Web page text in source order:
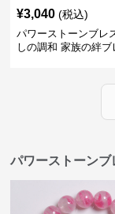
¥3,040 (税込)
パワーストーンブレ
しの調和 家族の絆ブ
パワーストーン